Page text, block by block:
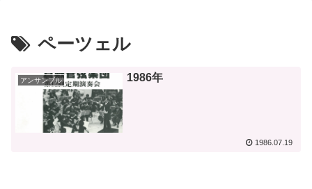
ペーツェル
アンサンブル 1986年
1986.07.19